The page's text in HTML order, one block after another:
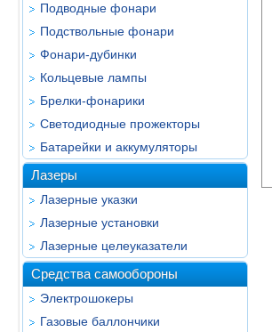
Подводные фонари
Подствольные фонари
Фонари-дубинки
Кольцевые лампы
Брелки-фонарики
Светодиодные прожекторы
Батарейки и аккумуляторы
Лазеры
Лазерные указки
Лазерные установки
Лазерные целеуказатели
Средства самообороны
Электрошокеры
Газовые баллончики